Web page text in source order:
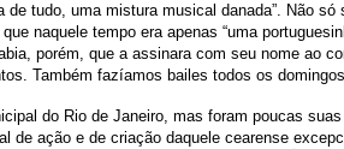
tudo, uma mistura musical danada”. Não só
naquele tempo era apenas “uma
porém, que a assinara com seu nome ao
Também fazíamos bailes todos os
do Rio de Janeiro, mas foram poucas
ação e de criação daquele cearense